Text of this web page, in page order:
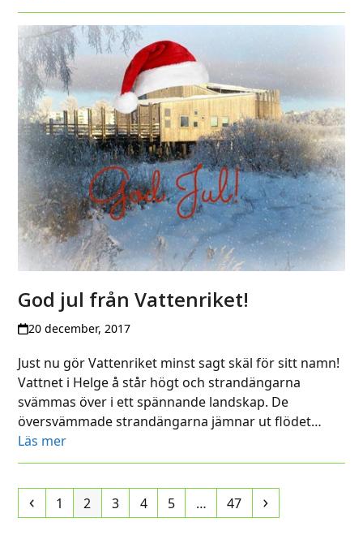
God jul från Vattenriket!
20 december, 2017
Just nu gör Vattenriket minst sagt skäl för sitt namn!
Vattnet i Helge å står högt och strandängarna
svämmas över i ett spännande landskap. De
översvämmade strandängarna jämnar ut flödet…
Läs mer
Previous
Page
1 Page
2 Page
3 Page
4 Page
5 … Page
47 Next